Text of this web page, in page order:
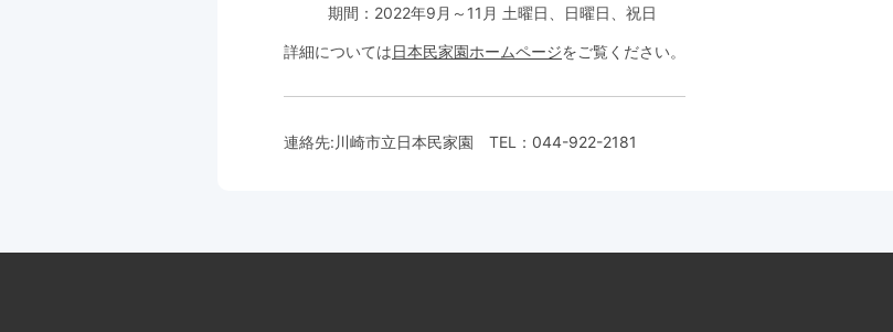
期間：2022年9月～11月 土曜日、日曜日、祝日
詳細については日本民家園ホームページをご覧ください。
連絡先: 川崎市立日本民家園 TEL： 044-922-2181